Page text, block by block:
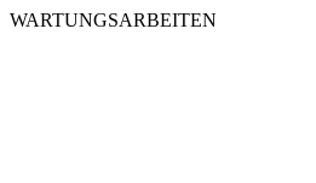
WARTUNGSARBEITEN